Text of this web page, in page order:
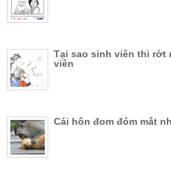
Tại sao sinh viên thi rớt
viên
Cái hôn đom đóm mắt